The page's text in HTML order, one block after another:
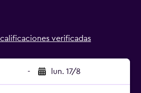
calificaciones verificadas
- lun. 17/8